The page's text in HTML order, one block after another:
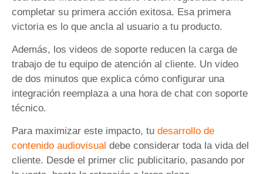
completar su primera acción exitosa. Esa primera
victoria es lo que ancla al usuario a tu producto.
Además, los videos de soporte reducen la carga de
trabajo de tu equipo de atención al cliente. Un video
de dos minutos que explica cómo configurar una
integración reemplaza a una hora de chat con soporte
técnico.
Para maximizar este impacto, tu desarrollo de
contenido audiovisual debe considerar toda la vida del
cliente. Desde el primer clic publicitario, pasando por